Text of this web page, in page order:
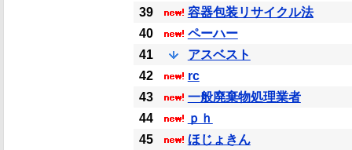
39
容器包装リサイクル法
40
ペーハー
41
アスベスト
42
rc
43
一般廃棄物処理業者
44
ｐｈ
45
ほじょきん